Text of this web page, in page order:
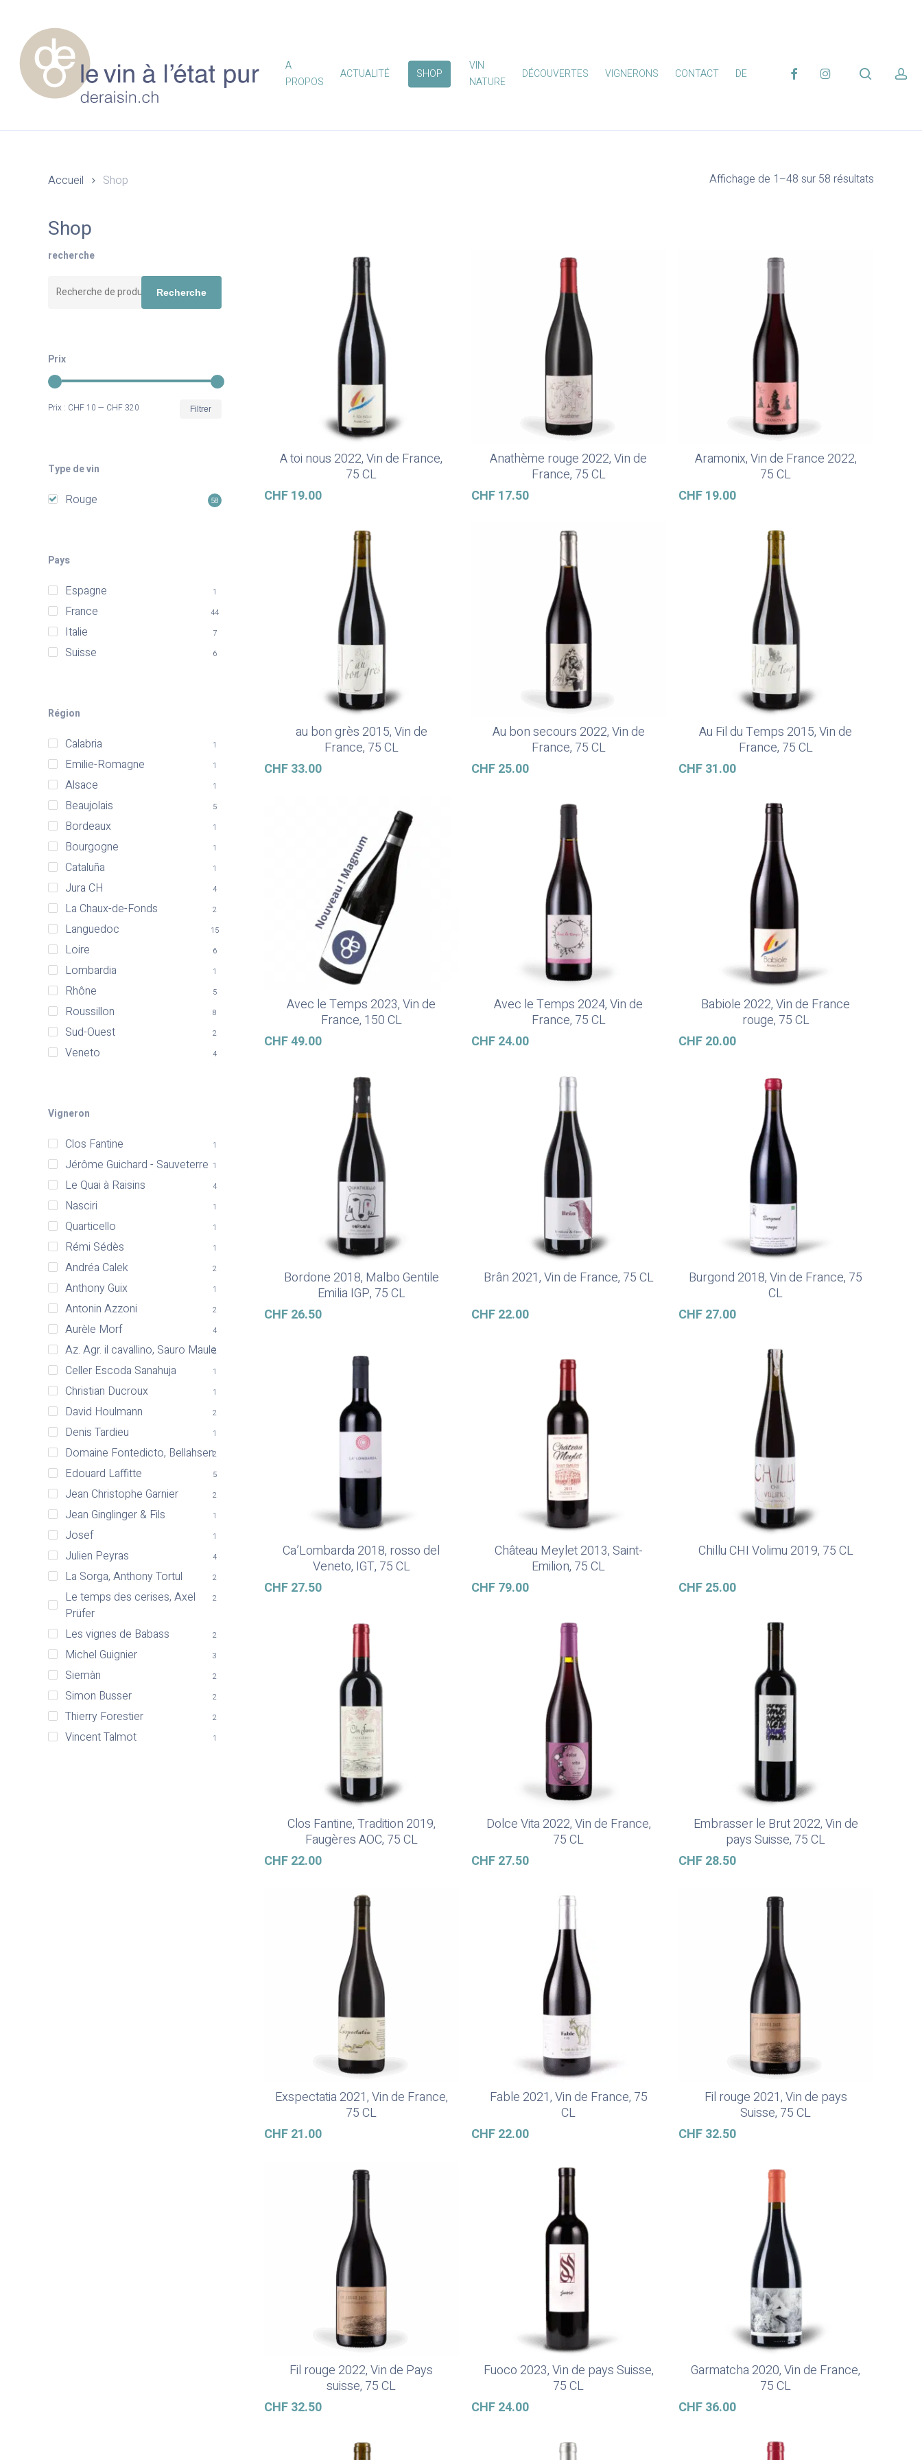
content
A
PROPOS
ACTUALITÉ SHOP
VIN
NATURE
DÉCOUVERTES VIGNERONS CONTACT DE FACEBOOKINSTAGRAM search
Shop
Affichage de 1–48 sur 58 résultats
Accueil Shop
recherche
Recherche
pour :
Recherche
Prix
Filtrer
Prix : CHF 10 — CHF 320
Type de vin
Rouge 58
Pays
Espagne 1
France 44
Italie 7
Suisse 6
Région
Calabria 1
Emilie-Romagne 1
Alsace 1
Beaujolais 5
Bordeaux 1
Bourgogne 1
Cataluña 1
Jura CH 4
La Chaux-de-Fonds 2
Languedoc 15
Loire 6
Lombardia 1
Rhône 5
Roussillon 8
Sud-Ouest 2
Veneto 4
Vigneron
Clos Fantine 1
Jérôme Guichard - Sauveterre 1
Le Quai à Raisins 4
Nasciri 1
Quarticello 1
Rémi Sédès 1
Andréa Calek 2
Anthony Guix 1
Antonin Azzoni 2
Aurèle Morf 4
Az. Agr. il cavallino, Sauro Maule
2
Celler Escoda Sanahuja 1
Christian Ducroux 1
David Houlmann 2
Denis Tardieu 1
Domaine Fontedicto, Bellahsen2
Edouard Laffitte 5
Jean Christophe Garnier 2
Jean Ginglinger & Fils 1
Josef 1
Julien Peyras 4
La Sorga, Anthony Tortul 2
Le temps des cerises, Axel
Prüfer
2
Les vignes de Babass 2
Michel Guignier 3
Siemàn 2
Simon Busser 2
Thierry Forestier 2
Vincent Talmot 1
Ajouter Au Panier
A toi nous 2022, Vin de France,
75 CL
CHF19.00
Ajouter Au Panier
Anathème rouge 2022, Vin de
France, 75 CL
CHF17.50
Ajouter Au Panier
Aramonix, Vin de France 2022,
75 CL
CHF19.00
Ajouter Au Panier
au bon grès 2015, Vin de
France, 75 CL
CHF33.00
Ajouter Au Panier
Au bon secours 2022, Vin de
France, 75 CL
CHF25.00
Ajouter Au Panier
Au Fil du Temps 2015, Vin de
France, 75 CL
CHF31.00
Ajouter Au Panier
Avec le Temps 2023, Vin de
France, 150 CL
CHF49.00
Ajouter Au Panier
Avec le Temps 2024, Vin de
France, 75 CL
CHF24.00
Ajouter Au Panier
Babiole 2022, Vin de France
rouge, 75 CL
CHF20.00
Lire La Suite
Bordone 2018, Malbo Gentile
Emilia IGP, 75 CL
CHF26.50
Ajouter Au Panier
Brân 2021, Vin de France, 75 CL
CHF22.00
Ajouter Au Panier
Burgond 2018, Vin de France, 75
CL
CHF27.00
Ajouter Au Panier
Ca’Lombarda 2018, rosso del
Veneto, IGT, 75 CL
CHF27.50
Ajouter Au Panier
Château Meylet 2013, Saint-
Emilion, 75 CL
CHF79.00
Ajouter Au Panier
Chillu CHI Volimu 2019, 75 CL
CHF25.00
Ajouter Au Panier
Clos Fantine, Tradition 2019,
Faugères AOC, 75 CL
CHF22.00
Ajouter Au Panier
Dolce Vita 2022, Vin de France,
75 CL
CHF27.50
Ajouter Au Panier
Embrasser le Brut 2022, Vin de
pays Suisse, 75 CL
CHF28.50
Ajouter Au Panier
Exspectatia 2021, Vin de France,
75 CL
CHF21.00
Ajouter Au Panier
Fable 2021, Vin de France, 75
CL
CHF22.00
Lire La Suite
Fil rouge 2021, Vin de pays
Suisse, 75 CL
CHF32.50
Ajouter Au Panier
Fil rouge 2022, Vin de Pays
suisse, 75 CL
CHF32.50
Ajouter Au Panier
Fuoco 2023, Vin de pays Suisse,
75 CL
CHF24.00
Ajouter Au Panier
Garmatcha 2020, Vin de France,
75 CL
CHF36.00